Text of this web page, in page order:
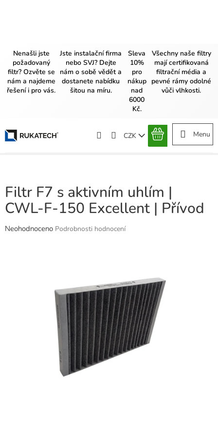
Nenašli jste
požadovaný
filtr? Ozvěte se
nám a najdeme
řešení i pro vás.
Jste instalační firma
nebo SVJ? Dejte
nám o sobě vědět a
dostanete nabídku
šitou na míru.
Sleva
10%
pro
nákup
nad
6000
Kč.
Všechny naše filtry
mají certifikovaná
filtrační média a
pevné rámy odolné
vůči vlhkosti.
CZK
NÁKUPNÍ
Filtr F7 s aktivním uhlím |
CWL-F-150 Excellent | Přívod
Průměrné
Neohodnoceno Podrobnosti hodnocení